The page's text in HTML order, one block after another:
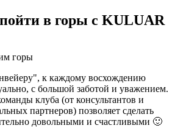
в горы с KULUAR
горы
к каждому восхождению
с большой заботой и уважением.
клуба (от консультантов и
партнеров) позволяет сделать
довольными и счастливыми 🙂